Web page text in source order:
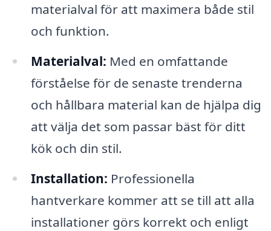
materialval för att maximera både stil
och funktion.
Materialval: Med en omfattande
förståelse för de senaste trenderna
och hållbara material kan de hjälpa dig
att välja det som passar bäst för ditt
kök och din stil.
Installation: Professionella
hantverkare kommer att se till att alla
installationer görs korrekt och enligt